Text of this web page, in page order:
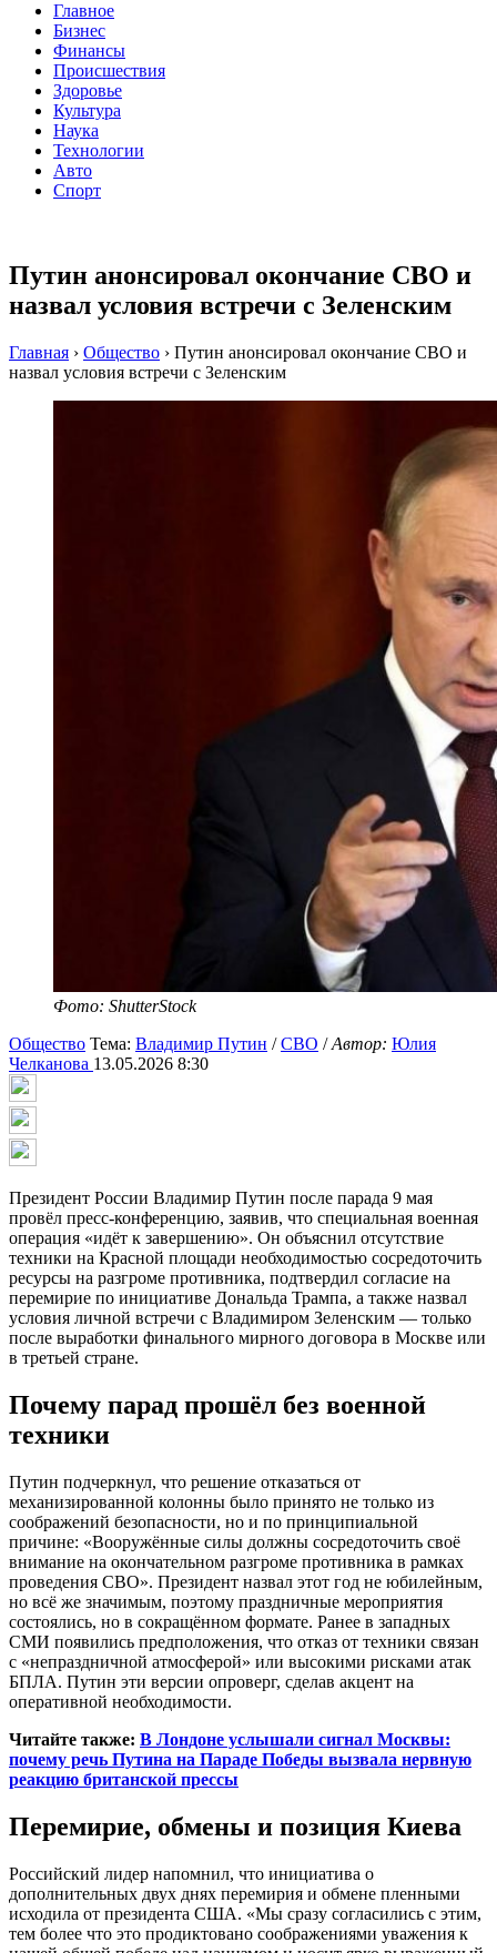
Главное
Бизнес
Финансы
Происшествия
Здоровье
Культура
Наука
Технологии
Авто
Спорт
Путин анонсировал окончание СВО и
назвал условия встречи с Зеленским
Главная › Общество › Путин анонсировал окончание СВО и
назвал условия встречи с Зеленским
Фото: ShutterStock
Общество Тема: Владимир Путин /СВО /Автор: Юлия
Челканова 13.05.2026 8:30
Президент России Владимир Путин после парада 9 мая
провёл пресс-конференцию, заявив, что специальная военная
операция «идёт к завершению». Он объяснил отсутствие
техники на Красной площади необходимостью сосредоточить
ресурсы на разгроме противника, подтвердил согласие на
перемирие по инициативе Дональда Трампа, а также назвал
условия личной встречи с Владимиром Зеленским — только
после выработки финального мирного договора в Москве или
в третьей стране.
Почему парад прошёл без военной
техники
Путин подчеркнул, что решение отказаться от
механизированной колонны было принято не только из
соображений безопасности, но и по принципиальной
причине: «Вооружённые силы должны сосредоточить своё
внимание на окончательном разгроме противника в рамках
проведения СВО». Президент назвал этот год не юбилейным,
но всё же значимым, поэтому праздничные мероприятия
состоялись, но в сокращённом формате. Ранее в западных
СМИ появились предположения, что отказ от техники связан
с «непраздничной атмосферой» или высокими рисками атак
БПЛА. Путин эти версии опроверг, сделав акцент на
оперативной необходимости.
Читайте также: В Лондоне услышали сигнал Москвы:
почему речь Путина на Параде Победы вызвала нервную
реакцию британской прессы
Перемирие, обмены и позиция Киева
Российский лидер напомнил, что инициатива о
дополнительных двух днях перемирия и обмене пленными
исходила от президента США. «Мы сразу согласились с этим,
тем более что это продиктовано соображениями уважения к